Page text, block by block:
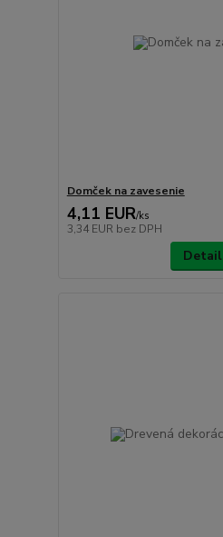
Domček na zavesenie
4,11 EUR/ks
3,34 EUR bez DPH
Detail